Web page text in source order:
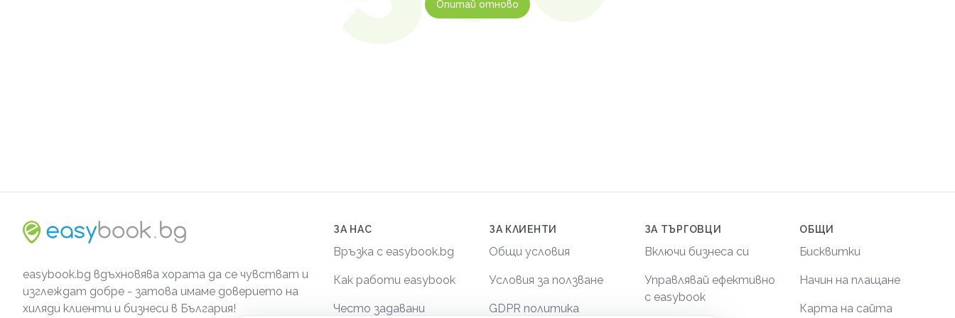
Опитай отново
easybook.bg вдъхновява хората да се чувстват и
изглеждат добре - затова имаме доверието на
хиляди клиенти и бизнеси в България!
ЗА НАС
Връзка с easybook.bg
Как работи easybook
Често задавани
ЗА КЛИЕНТИ
Общи условия
Условия за ползване
GDPR политика
ЗА ТЪРГОВЦИ
Включи бизнеса си
Управлявай ефективно
с easybook
ОБЩИ
Бисквитки
Начин на плащане
Карта на сайта